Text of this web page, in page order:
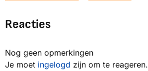
Reacties
Nog geen opmerkingen
Je moet ingelogd zijn om te reageren.